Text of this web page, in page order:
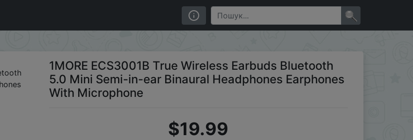
Mini Semi-in-ear Binaural Headphones Earphones With Microphone
1MORE ECS3001B True Wireless Earbuds Bluetooth
5.0 Mini Semi-in-ear Binaural Headphones Earphones
With Microphone
$19.99